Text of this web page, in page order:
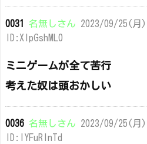
0031 名無しさん 2023/09/25(月
ID:XlpGshML0
ミニゲームが全て苦行
考えた奴は頭おかしい
0036 名無しさん 2023/09/25(月
ID:lYFuRlnTd